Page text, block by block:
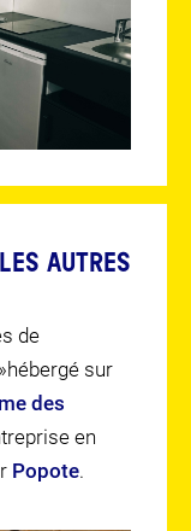
AUTRES
de
sur
des
en
Popote.